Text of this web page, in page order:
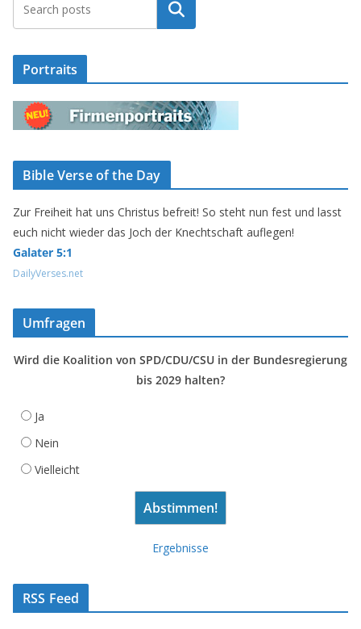
Suchen
Portraits
Bible Verse of the Day
Zur Freiheit hat uns Christus befreit! So steht nun fest und lasst
euch nicht wieder das Joch der Knechtschaft auflegen!
Galater 5:1
DailyVerses.net
Umfragen
Wird die Koalition von SPD/CDU/CSU in der Bundesregierung
bis 2029 halten?
Ja
Nein
Vielleicht
Ergebnisse
RSS Feed